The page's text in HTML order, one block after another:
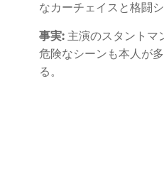
なカーチェイスと格闘シ
事実: 主演のスタントマ
危険なシーンも本人が
る。